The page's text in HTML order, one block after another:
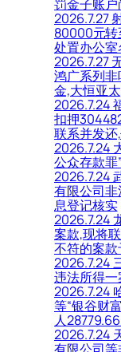
罚金子账
2026.7.27
80000元转
处置办公室
2026.7.27
鸿广系列
金,大恒亚
2026.7.24
扣押
联系并发
2026.7.24
公众存款罪
2026.7.24
有限公司非
息登记核实
2026.7.24
案款,现将
不符的案
2026.7.24
违法所得
2026.7.24
等“银谷财
人
2026.7.24